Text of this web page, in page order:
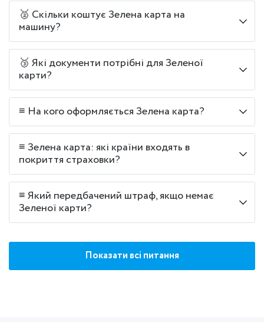
🥈 Скільки коштує Зелена карта на
машину?
🥉 Які документи потрібні для Зеленої
карти?
≡ На кого оформляється Зелена карта?
≡ Зелена карта: які країни входять в
покриття страховки?
≡ Який передбачений штраф, якщо немає
Зеленої карти?
Показати всі питання